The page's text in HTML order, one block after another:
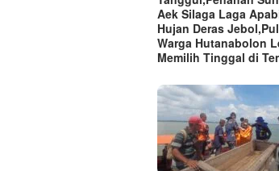
Aek Silaga Laga
Hujan Deras
Warga Hutanabolon
Memilih Tinggal di